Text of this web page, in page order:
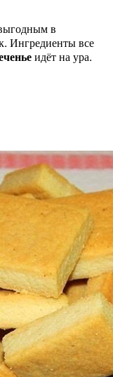
в
Ингредиенты все
идёт на ура.